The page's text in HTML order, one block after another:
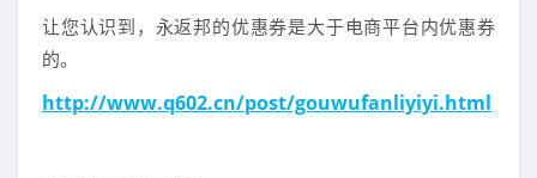
让您认识到，永返邦的优惠券是大于电商平台内优惠券
的。
http://www.q602.cn/post/gouwufanliyiyi.html